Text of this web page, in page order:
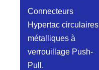
Connecteurs
Hypertac circulaires
métalliques à
verrouillage Push-
Pull.